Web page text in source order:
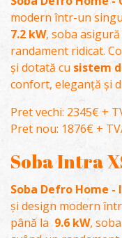
modern într-un
7.2 kW, soba asigură
randament ridicat.
și dotată cu sistem
confort, eleganță și
Pret vechi: 2345€ +
Pret nou: 1876€ +
Soba Intra
Soba Defro Home -
și design modern
până la 9.6 kW,